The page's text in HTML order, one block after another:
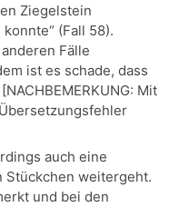
Ziegelstein
(Fall 58).
Fälle
ist es schade, dass
Mit
auch eine
Stückchen weitergeht.
und bei den